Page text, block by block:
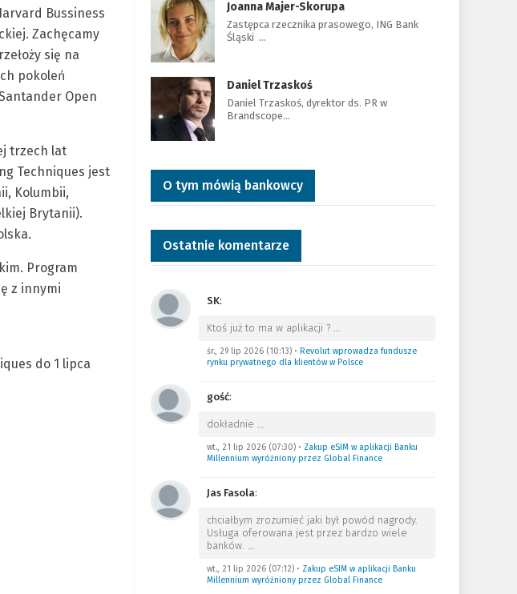
Bussiness
Zachęcamy
się na
pokoleń
Open
trzech lat
Techniques jest
Kolumbii,
Brytanii).
Program
z innymi
do 1 lipca
Joanna Majer-Skorupa
Zastępca rzecznika prasowego, ING Bank
Śląski …
Daniel Trzaskoś
Daniel Trzaskoś, dyrektor ds. PR w
Brandscope…
O tym mówią bankowcy
Ostatnie komentarze
SK:
Ktoś już to ma w aplikacji ? …
śr., 29 lip 2026 (10:13)• Revolut wprowadza fundusze
rynku prywatnego dla klientów w Polsce
gość:
dokładnie …
wt., 21 lip 2026 (07:30)• Zakup eSIM w aplikacji Banku
Millennium wyróżniony przez Global Finance
Jas Fasola:
chciałbym zrozumieć jaki był powód nagrody.
Usługa oferowana jest przez bardzo wiele
banków. …
wt., 21 lip 2026 (07:12)• Zakup eSIM w aplikacji Banku
Millennium wyróżniony przez Global Finance